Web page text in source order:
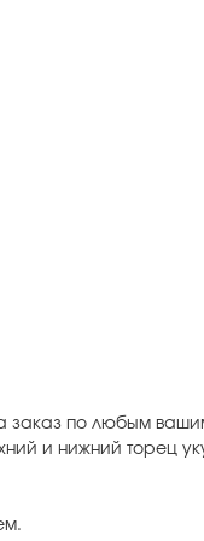
заказ по любым
и нижний торец